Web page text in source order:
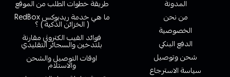
المدونة
من نحن
الخصوصية
الدفع البنكي
شحن وتوصيل
سياسة الاسترجاع
طريقة خطوات الطلب من الموقع
ما هي خدمة ريدبوكس RedBox
( الخزائن الذكية ) ؟
فوائد الفيب الكتروني مقارنة
بلتدخين والسجائر التقليدي
اوقات التوصيل والشحن
والاستلام